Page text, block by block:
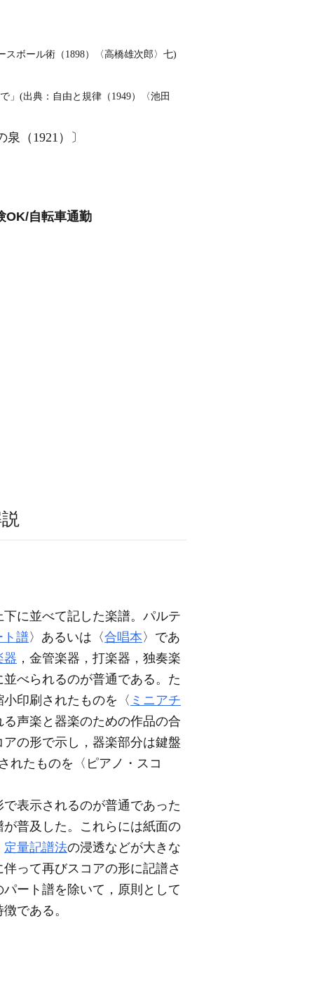
ボール術（1898）〈高橋雄次郎〉七)
」(出典：自由と規律（1949）〈池田
（1921）〕
OK/自転車通勤
下に並べて記した楽譜。パルテ
ト譜〉あるいは〈合唱本 〉であ
器 ，金管楽器，打楽器，独奏楽
べられるのが普通である。た
印刷されたものを〈 ミニアチ
声楽と器楽のための作品の合
の形で示し，器楽部分は鍵盤
れたものを〈ピアノ・スコ
表示されるのが普通であった
普及した。これらには紙面の
定量記譜法の浸透などが大きな
って再びスコアの形に記譜さ
ート譜を除いて，原則として
である。